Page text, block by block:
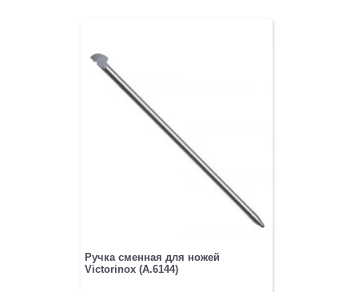
Ручка сменная для ножей
Victorinox (A.6144)